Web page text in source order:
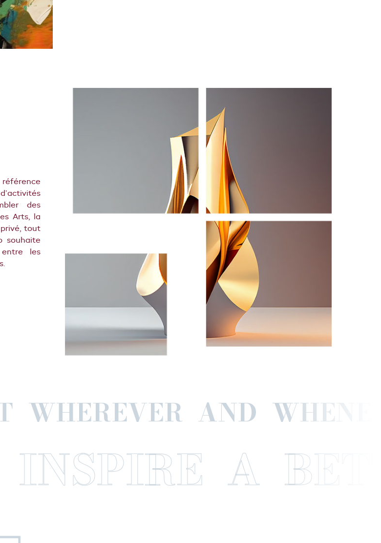
des
Arts, la
privé, tout
souhaite
les
WHEREVER AND
A